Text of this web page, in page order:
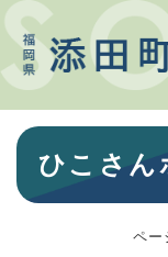
ペ
ー
の
本
ひこさん
ペー